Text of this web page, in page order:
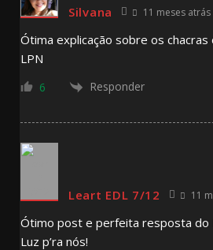
Silvana 11 meses atrás
Ótima explicação sobre os chacras
LPN
6 Responder
Leart EDL 7/12 11
Ótimo post e perfeita resposta do
Luz p’ra nós!